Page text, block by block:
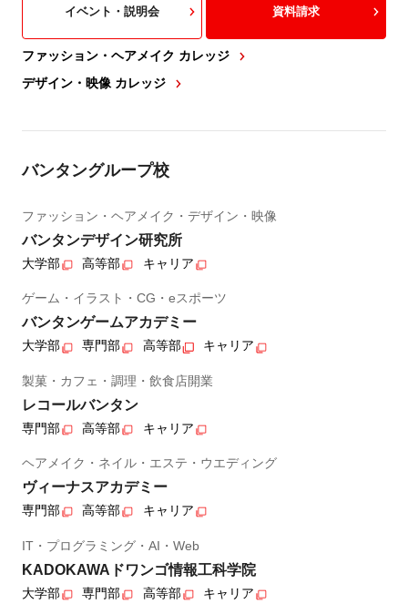
ファッション・ヘアメイク カレッジ
デザイン・映像 カレッジ
イベント・説明会 資料請求
バンタングループ校
ファッション・ヘアメイク・デザイン・映像
バンタンデザイン研究所
大学部 高等部 キャリア
ゲーム・イラスト・CG・eスポーツ
バンタンゲームアカデミー
大学部 専門部 高等部 キャリア
製菓・カフェ・調理・飲食店開業
レコールバンタン
専門部 高等部 キャリア
ヘアメイク・ネイル・エステ・ウエディング
ヴィーナスアカデミー
専門部 高等部 キャリア
IT・プログラミング・AI・Web
KADOKAWAドワンゴ情報工科学院
大学部 専門部 高等部 キャリア